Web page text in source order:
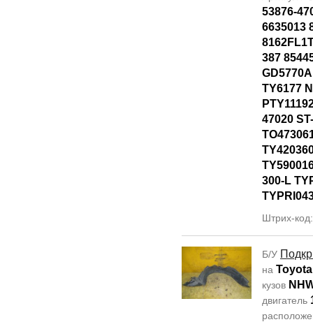
53876-
6635013
387
TY6177
47020
300-L
Штрих-
Б/У
на
кузов
двигатель